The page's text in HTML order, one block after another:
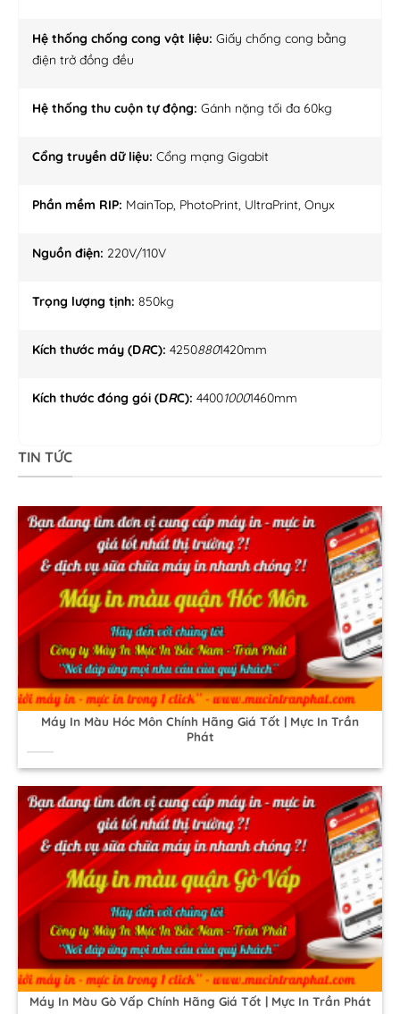
Hệ thống chống cong vật liệu: Giấy chống cong bằng
điện trở đồng đều
Hệ thống thu cuộn tự động: Gánh nặng tối đa 60kg
Cổng truyền dữ liệu: Cổng mạng Gigabit
Phần mềm RIP: MainTop, PhotoPrint, UltraPrint, Onyx
Nguồn điện: 220V/110V
Trọng lượng tịnh: 850kg
Kích thước máy (DRC): 42508801420mm
Kích thước đóng gói (DRC): 440010001460mm
TIN TỨC
Máy In Màu Hóc Môn Chính Hãng Giá Tốt | Mực In Trần
Phát
Máy In Màu Gò Vấp Chính Hãng Giá Tốt | Mực In Trần Phát